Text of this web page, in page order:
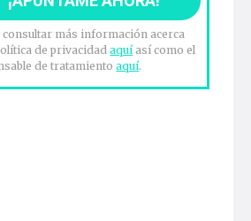
consultar más información acerca
de privacidadaquíasí como el
de tratamientoaquí.